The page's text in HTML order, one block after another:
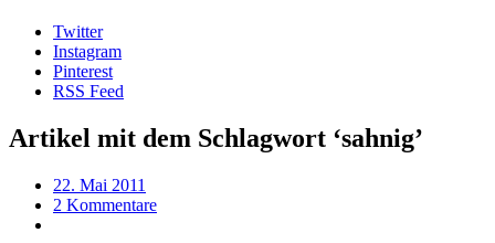
Twitter
Instagram
Pinterest
RSS Feed
Artikel mit dem Schlagwort ‘sahnig’
22. Mai 2011
2 Kommentare